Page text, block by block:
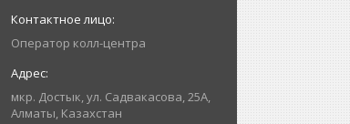
Оператор колл-центра
мкр. Достык, ул. Садвакасова, 25А,
Алматы, Казахстан